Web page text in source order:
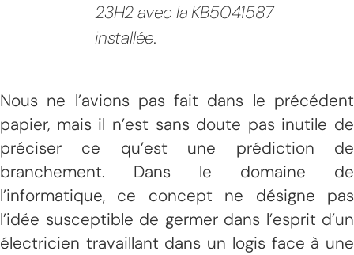
23H2 avec la KB5041587
installée.
Nous ne l’avions pas fait dans le précédent
papier, mais il n’est sans doute pas inutile de
préciser ce qu’est une prédiction de
branchement. Dans le domaine de
l’informatique, ce concept ne désigne pas
l’idée susceptible de germer dans l’esprit d’un
électricien travaillant dans un logis face à une